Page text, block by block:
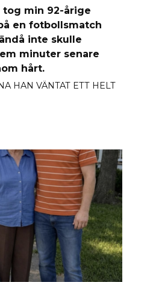
tog min 92-årige
en fotbollsmatch
inte skulle
minuter senare
hårt.
HAN VÄNTAT ETT HELT